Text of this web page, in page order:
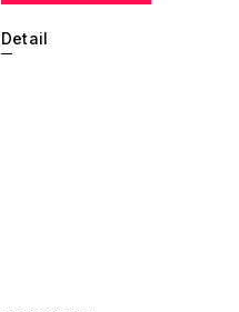
Detail